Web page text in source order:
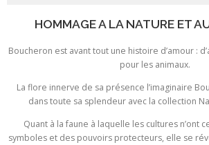
HOMMAGE A LA NATURE ET
Boucheron est avant tout une histoire d’amour :
pour les animaux.
La flore innerve de sa présence l’imaginaire
dans toute sa splendeur avec la collection
Quant à la faune à laquelle les cultures n’ont
symboles et des pouvoirs protecteurs, elle se